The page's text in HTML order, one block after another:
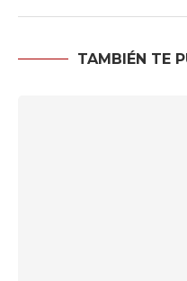
TAMBIÉN TE